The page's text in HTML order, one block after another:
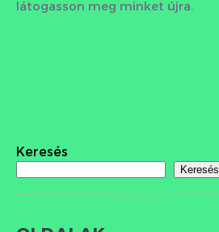
látogasson meg minket újra.
Keresés
Keresés